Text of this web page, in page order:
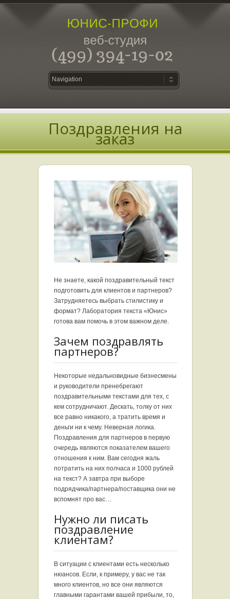
Поздравления на
заказ
Не знаете, какой поздравительный текст
подготовить для клиентов и партнеров?
Затрудняетесь выбрать стилистику и
формат? Лаборатория текста «Юнис»
готова вам помочь в этом важном деле.
Зачем поздравлять
партнеров?
Некоторые недальновидные бизнесмены
и руководители пренебрегают
поздравительными текстами для тех, с
кем сотрудничают. Дескать, толку от них
все равно никакого, а тратить время и
деньги ни к чему. Неверная логика.
Поздравления для партнеров в первую
очередь являются показателем вашего
отношения к ним. Вам сегодня жаль
потратить на них полчаса и 1000 рублей
на текст? А завтра при выборе
подрядчика/партнера/поставщика они не
вспомнят про вас…
Нужно ли писать
поздравление
клиентам?
В ситуации с клиентами есть несколько
нюансов. Если, к примеру, у вас не так
много клиентов, но все они являются
главными гарантами вашей прибыли, то,